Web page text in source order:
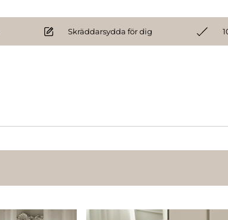
Skräddarsydda för dig